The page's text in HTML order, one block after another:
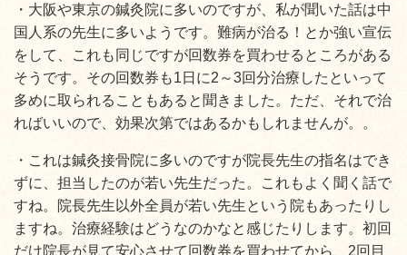
・大阪や東京の鍼灸院に多いのですが、私が聞いた話は中
国人系の先生に多いようです。難病が治る！とか強い宣伝
をして、これも同じですが回数券を買わせるところがある
そうです。その回数券も1日に2～3回分治療したといって
多めに取られることもあると聞きました。ただ、それで治
ればいいので、効果次第ではあるかもしれませんが。。
・これは鍼灸接骨院に多いのですが院長先生の指名はでき
ずに、担当したのが若い先生だった。これもよく聞く話で
すね。院長先生以外全員が若い先生という院もあったりし
ますね。治療経験はどうなのかなと感じたりします。初回
だけ院長が見て安心させて回数券を買わせてから、2回目